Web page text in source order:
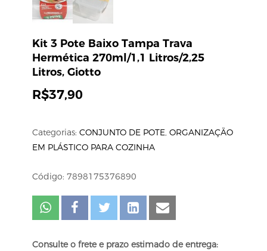
Kit 3 Pote Baixo Tampa Trava
Hermética 270ml/1,1 Litros/2,25
Litros, Giotto
R$37,90
Categorias: CONJUNTO DE POTE, ORGANIZAÇÃO
EM PLÁSTICO PARA COZINHA
Código: 7898175376890
Consulte o frete e prazo estimado de entrega: